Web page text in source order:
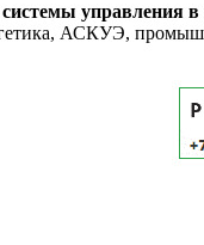
управления
АСКУЭ,